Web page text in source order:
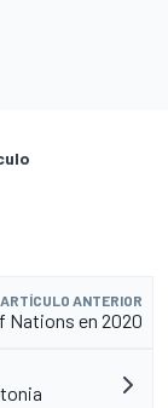
ARTÍCULO ANTERIOR
Nations en 2020